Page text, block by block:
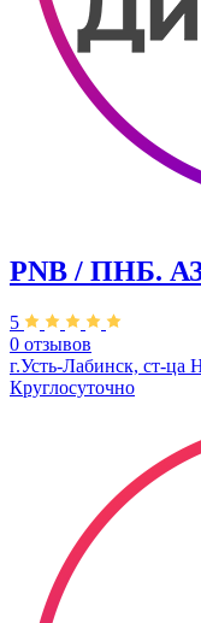
PNB / ПНБ.
5
0 отзывов
​г.Усть-Лабинск, ​ст-ца
Круглосуточно